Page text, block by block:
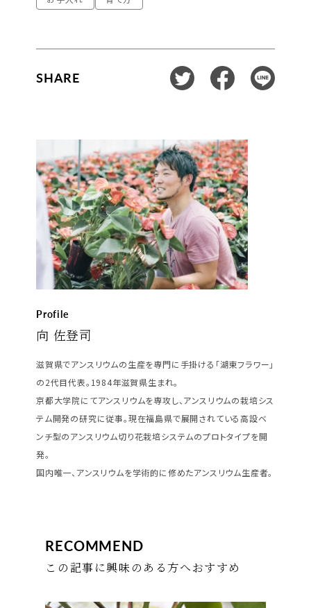
SHARE
Profile
向 佐登司
滋賀県でアンスリウムの生産を専門に手掛ける「湖東フラワー」
の2代目代表。1984年滋賀県生まれ。
京都大学院にてアンスリウムを専攻し、アンスリウムの栽培シス
テム開発の研究に従事。現在福島県で展開されている高設ベ
ンチ型のアンスリウム切り花栽培システムのプロトタイプを開
発。
国内唯一、アンスリウムを学術的に修めたアンスリウム生産者。
RECOMMEND
この記事に興味のある方へおすすめ